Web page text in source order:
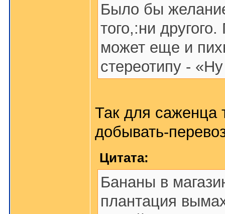
Было бы
того,:ни
может еще и
стереотипу -
Так для саженца
добывать-
Цитата:
Бананы в
плантация